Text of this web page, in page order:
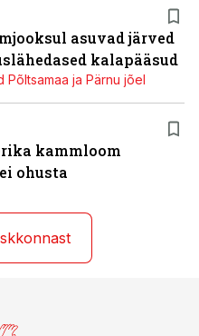
asuvad järved
kalapääsud
ja Pärnu jõel
kammloom
ohusta